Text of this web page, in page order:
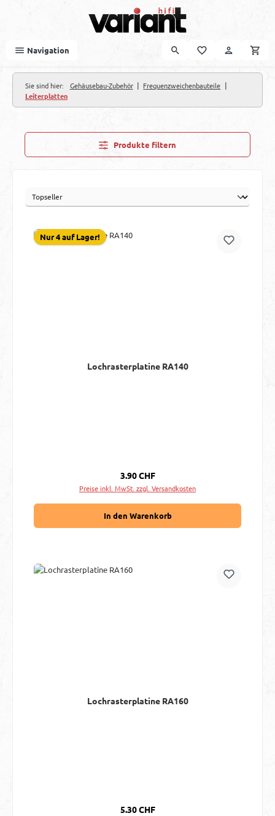
Navigation
Sie sind hier: Gehäusebau-Zubehör | Frequenzweichenbauteile |
Leiterplatten
Produkte filtern
Nur 4 auf Lager!
Lochrasterplatine RA140
Regulärer Preis:
3.90 CHF
Preise inkl. MwSt. zzgl. Versandkosten
In den Warenkorb
Lochrasterplatine RA160
Regulärer Preis:
5.30 CHF